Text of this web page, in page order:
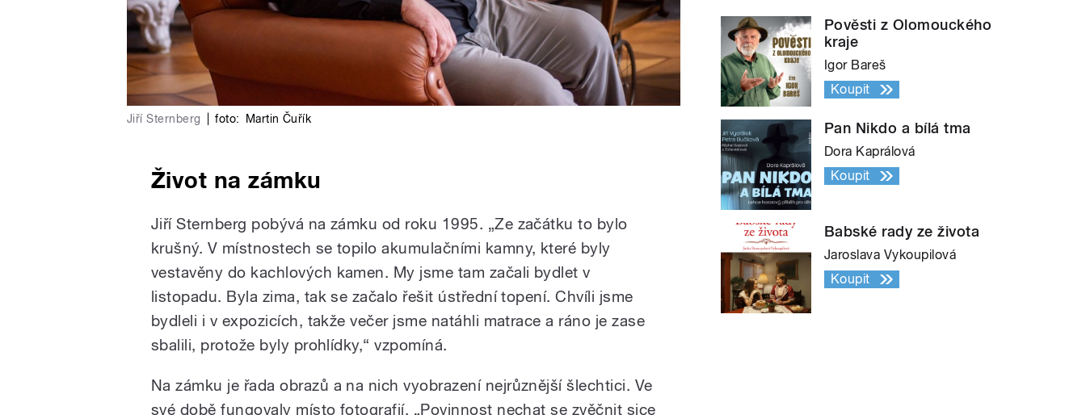
Jiří Sternberg foto: Martin Čuřík
Život na zámku
Jiří Sternberg pobývá na zámku od roku 1995. „Ze začátku to bylo
krušný. V místnostech se topilo akumulačními kamny, které byly
vestavěny do kachlových kamen. My jsme tam začali bydlet v
listopadu. Byla zima, tak se začalo řešit ústřední topení. Chvíli jsme
bydleli i v expozicích, takže večer jsme natáhli matrace a ráno je zase
sbalili, protože byly prohlídky,“ vzpomíná.
Na zámku je řada obrazů a na nich vyobrazení nejrůznější šlechtici. Ve
své době fungovaly místo fotografií. „Povinnost nechat se zvěčnit sice
Pověsti z Olomouckého
kraje
Igor Bareš
Koupit
Pan Nikdo a bílá tma
Dora Kaprálová
Koupit
Babské rady ze života
Jaroslava Vykoupilová
Koupit